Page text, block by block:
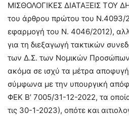
ΜΙΣΘΟΛΟΓΙΚΕΣ ΔΙΑΤΑΞΕΙΣ ΤΟΥ
του άρθρου πρώτου του Ν.4093/
εφαρμογή του Ν. 4046/2012),
για τη διεξαγωγή τακτικών
των Δ.Σ. των Νομικών
ακόμα σε ισχύ τα μέτρα
σύμφωνα με την υπουργική
ΦΕΚ Β’ 7005/31-12-2022, τα
τις 30-1-2023), οπότε και